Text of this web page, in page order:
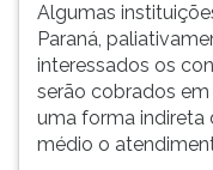
Algumas
Paraná,
interessados os
serão cobrados
uma forma indireta
médio o